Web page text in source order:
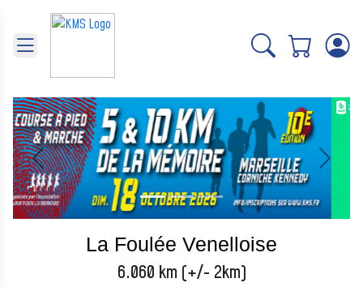
Précédent Suivant
La Foulée Venelloise
6.060 km (+/- 2km)
Panneau de gestion des cookies